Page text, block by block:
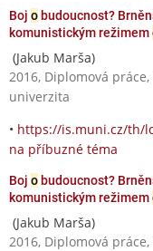
Boj o budoucnost?
komunistickým režimem
(Jakub Marša)
2016, Diplomová
univerzita
• https://is.muni.cz/th/
na příbuzné téma
Boj o budoucnost?
komunistickým režimem
(Jakub Marša)
2016, Diplomová